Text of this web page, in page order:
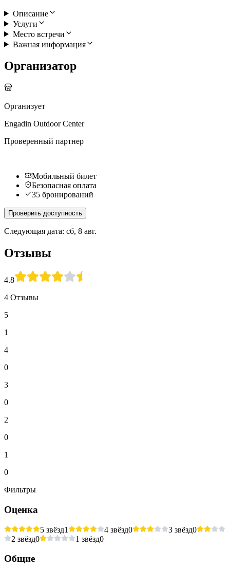
Описание
Услуги
Место встречи
Важная информация
Организатор
Организует
Engadin Outdoor Center
Проверенный партнер
Мобильный билет
Безопасная оплата
35 бронирований
Проверить доступность
Следующая дата: сб, 8 авг.
Отзывы
4.8
4 Отзывы
5
1
4
0
3
0
2
0
1
0
Фильтры
Оценка
5 звёзд1 4 звёзд0 3 звёзд0
2 звёзд0 1 звёзд0
Общие